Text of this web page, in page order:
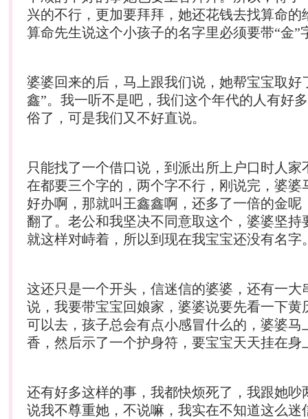
兴的不行，更加要拜拜，她还花钱去找算命的
算命先生说这个小孩子的名字里必须要带“金”
婆婆回来的后，马上跟我们说，她帮宝宝取好
鑫”。我一听不是吧，我们这个年代的人有好
俗了，可是我们又不好直说。
只能找了一个借口说，到派出所上户口时人家
在都要三个字的，两个字不行，刚说完，婆婆
好办啊，那就叫王鑫鑫啊，还多了一倍的金呢
翻了。老公和我坚决不同意取这个，婆婆坚持
就这样对峙着，所以到现在我宝宝还没有名字
这还只是一个开头，信迷信的婆婆，还有一大
说，我要带宝宝回娘家，婆婆说要先看一下黄
可以去，孩子总会有点小感冒什么的，婆婆马
香，然后示了一个护身符，要宝宝天天挂在身
还有好多这样的事，我都快烦死了，我跟她吵
说我不尊重她，不说嘛，我实在不知道这么迷